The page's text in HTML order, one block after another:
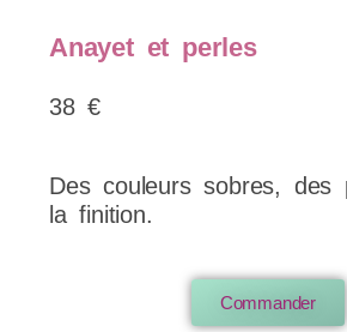
Anayet et perles
38 €
Des couleurs sobres, des
la finition.
Commander